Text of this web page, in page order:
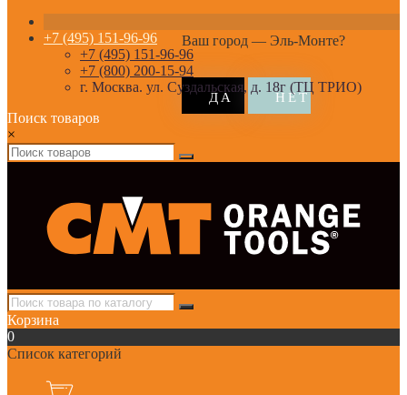
Ваш город — Эль-Монте?
+7 (495) 151-96-96
+7 (495) 151-96-96
+7 (800) 200-15-94
г. Москва. ул. Суздальская, д. 18г (ТЦ ТРИО)
Поиск товаров
×
Корзина
0
Список категорий